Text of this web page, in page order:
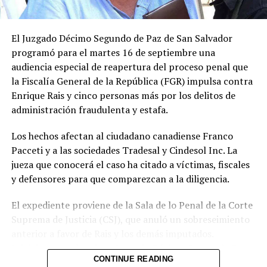
((?)) #ENVIVO ((?)) EL
SALVADOR TODAY con
MARVIN AGUILAR, Analista
político y antropólogo.
31 enero, 2020
En «El Salvador Today»
RELATED TOPICS: ÉL SALVADOR
EL SALVADOR TODAY
MARVIN AGUILAR
SURF CITY 2
UP NEXT
Ganaderos refuerzan vigilancia sanitaria ante plaga del
gusano barrenador en Usulután
DON'T MISS
El Juzgado Décimo Segundo de Paz de San Salvador
programó para el martes 16 de septiembre una
audiencia especial de reapertura del proceso penal que
la Fiscalía General de la República (FGR) impulsa contra
Enrique Rais y cinco personas más por los delitos de
administración fraudulenta y estafa.
Los hechos afectan al ciudadano canadiense Franco
Pacceti y a las sociedades Tradesal y Cindesol Inc. La
jueza que conocerá el caso ha citado a víctimas, fiscales
y defensores para que comparezcan a la diligencia.
El expediente proviene de la Sala de lo Penal de la Corte
Suprema de Justicia (CSJ), que anuló un sobreseimiento
Inicialmente, el extinto Juzgado Décimo Cuarto de Paz
había exonerado de manera definitiva a Enrique Rais, su
CONTINUE READING